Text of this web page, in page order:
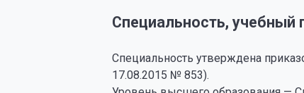
Специальность, учебный
Специальность утверждена
17.08.2015 № 853).